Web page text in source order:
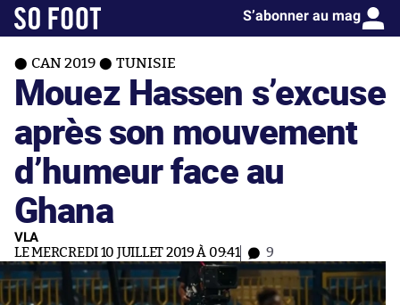
S’abonner au mag
CAN 2019 TUNISIE
Mouez Hassen s’excuse
après son mouvement
d’humeur face au
Ghana
VLA
LE MERCREDI 10 JUILLET 2019 À 09:41 9